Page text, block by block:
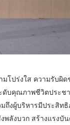
มโปร่งใส ความรับผิด
ดับคุณภาพชีวิตประช
ถึงผู้บริหารมีประสิท
พลังบวก สร้างแรงบั